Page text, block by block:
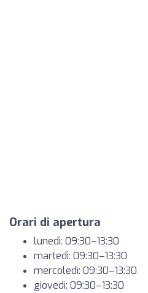
Orari di apertura
lunedì: 09:30–13:30
martedì: 09:30–13:30
mercoledì: 09:30–13:30
giovedì: 09:30–13:30